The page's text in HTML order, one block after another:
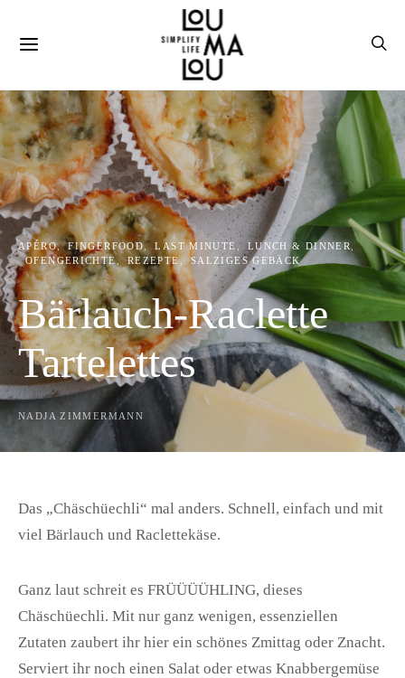
APÉRO FINGERFOOD LAST MINUTE
LUNCH & DINNER
OFENGERICHTE
REZEPTE SALZIGES GEBÄCK
Bärlauch-Raclette
Tartelettes
NADJA ZIMMERMANN
Das „Chäschüechli“ mal anders. Schnell, einfach und mit
viel Bärlauch und Raclettekäse.
Ganz laut schreit es FRÜÜÜÜHLING, dieses
Chäschüechli. Mit nur ganz wenigen, essenziellen
Zutaten zaubert ihr hier ein schönes Zmittag oder Znacht.
Serviert ihr noch einen Salat oder etwas Knabbergemüse